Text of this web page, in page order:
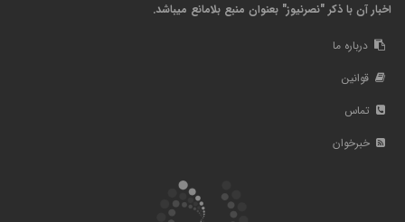
اخبار آن با ذکر "نصرنیوز" بعنوان منبع بلامانع میباشد.
درباره ما
قوانین
تماس
خبرخوان